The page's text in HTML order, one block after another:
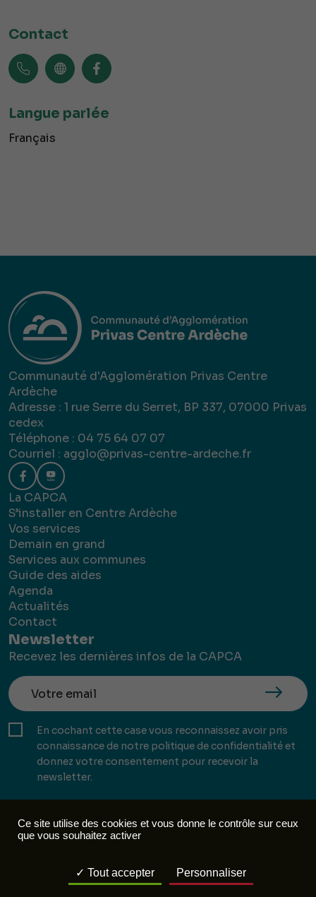
Contact
Langue parlée
Français
Communauté d'Agglomération Privas Centre
Ardèche
Adresse : 1 rue Serre du Serret, BP 337, 07000 Privas
cedex
Téléphone : 04 75 64 07 07
Courriel : agglo@privas-centre-ardeche.fr
La CAPCA
S’installer en Centre Ardèche
Vos services
Demain en grand
Services aux communes
Guide des aides
Agenda
Actualités
Contact
Newsletter
Recevez les dernières infos de la CAPCA
En cochant cette case vous reconnaissez avoir pris
connaissance de notre politique de confidentialité et
donnez votre consentement pour recevoir la
newsletter.
Réalisation : Mill, Privas
Ce site utilise des cookies et vous donne le contrôle sur ceux
que vous souhaitez activer
Tout accepter Personnaliser